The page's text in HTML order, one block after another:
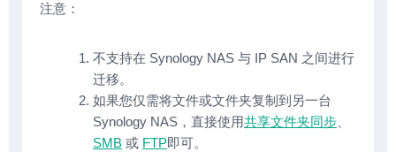
注意：
不支持在 Synology NAS 与 IP SAN 之间进行
迁移。
如果您仅需将文件或文件夹复制到另一台
Synology NAS，直接使用共享文件夹同步
SMB 或 FTP即可。